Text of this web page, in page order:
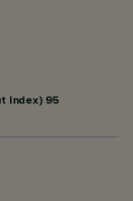
Index) 95